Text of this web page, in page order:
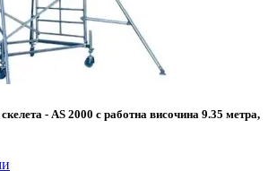
- AS 2000 с работна височина 9.35 метра,